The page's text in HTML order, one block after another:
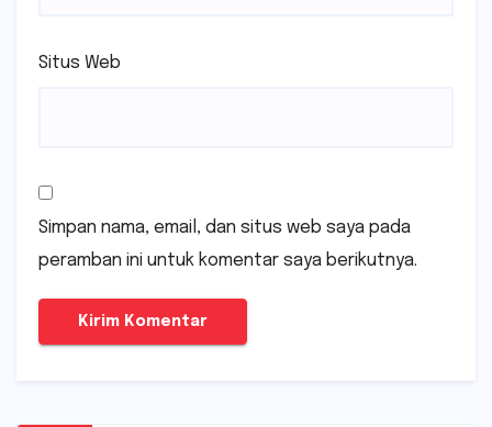
Situs Web
Simpan nama, email, dan situs web saya pada
peramban ini untuk komentar saya berikutnya.